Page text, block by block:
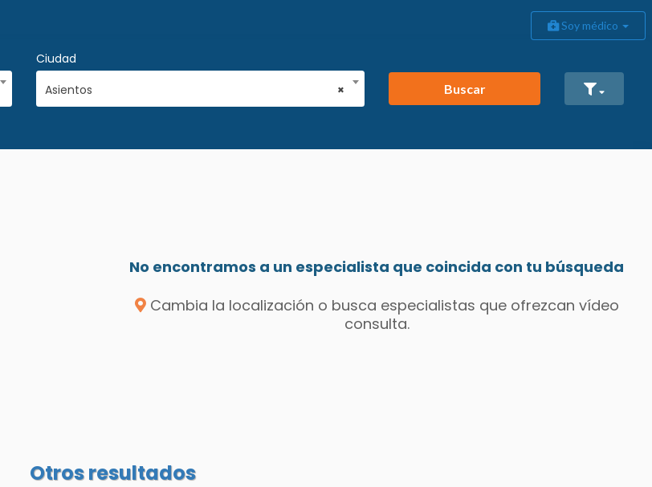
Soy médico
Ciudad
×
Asientos Buscar
No encontramos a un especialista que coincida con tu búsqueda
Cambia la localización o busca especialistas que ofrezcan vídeo
consulta.
Otros resultados